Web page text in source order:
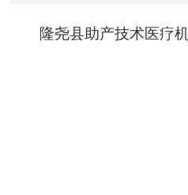
隆尧县助产技术医疗